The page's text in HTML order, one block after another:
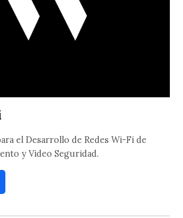
el Desarrollo de Redes Wi-Fi de
y Video Seguridad.